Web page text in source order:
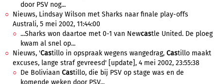
door PSV nog...
Nieuws, Lindsay Wilson met Sharks naar finale play-offs
Australi, 5 mei 2002, 11:44:00
...Sharks won daartoe met 0-1 van Newcastle United. De ploeg
kwam al snel op...
Nieuws, 'Castillo in opspraak wegens wangedrag, Castillo maakt
excuses, lange straf gevreesd' [update], 4 mei 2002, 23:55:38
De Boliviaan Castillo, die bij PSV op stage was en de
komende weken door PSV...